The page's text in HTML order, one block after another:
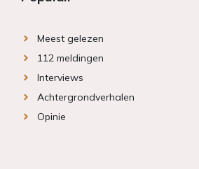
Meest gelezen
112 meldingen
Interviews
Achtergrondverhalen
Opinie